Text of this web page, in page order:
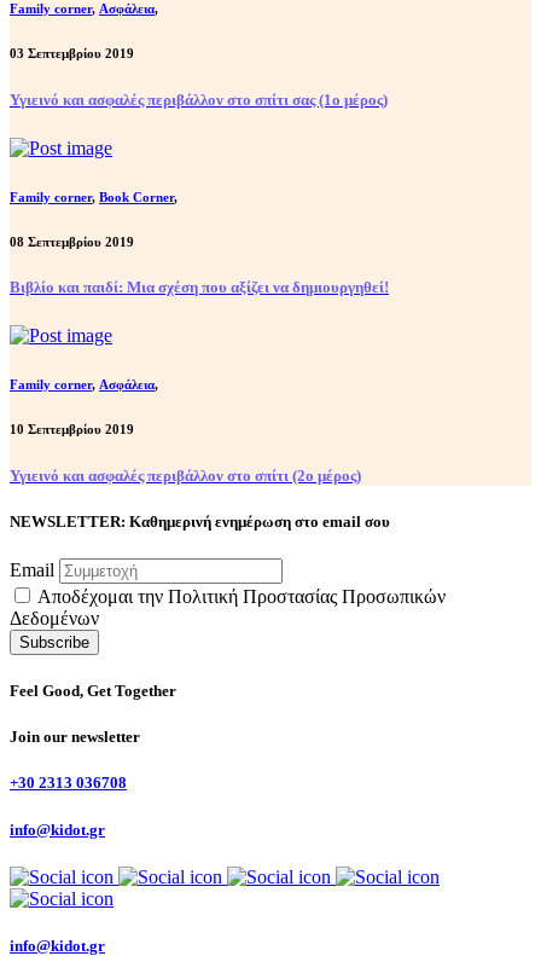
Family corner, Ασφάλεια,
03 Σεπτεμβρίου 2019
Υγιεινό και ασφαλές περιβάλλον στο σπίτι σας (1ο μέρος)
Family corner, Book Corner,
08 Σεπτεμβρίου 2019
Βιβλίο και παιδί: Μια σχέση που αξίζει να δημιουργηθεί!
Family corner, Ασφάλεια,
10 Σεπτεμβρίου 2019
Υγιεινό και ασφαλές περιβάλλον στο σπίτι (2ο μέρος)
NEWSLETTER: Καθημερινή ενημέρωση στο email σου
Email
Αποδέχομαι την Πολιτική Προστασίας Προσωπικών
Δεδομένων
Feel Good, Get Together
Join our newsletter
+30 2313 036708
info@kidot.gr
info@kidot.gr